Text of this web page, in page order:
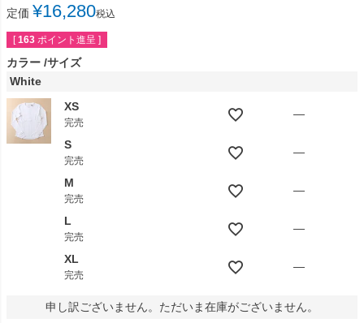
定価 ¥16,280税込
[ 163 ポイント進呈 ]
カラー サイズ
White
XS
完売
—
S
完売
—
M
完売
—
L
完売
—
XL
完売
—
申し訳ございません。ただいま在庫がございません。